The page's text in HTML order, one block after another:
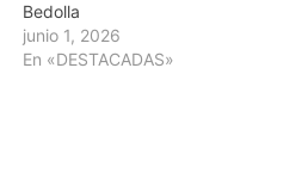
Bedolla
junio 1, 2026
En «DESTACADAS»